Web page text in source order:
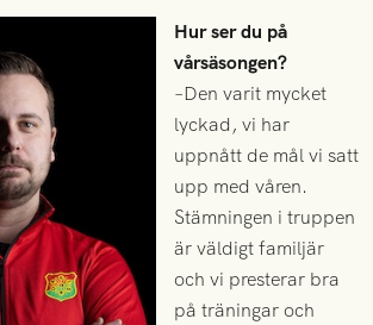
Hur ser du på
vårsäsongen?
–Den varit mycket
lyckad, vi har
uppnått de mål vi satt
upp med våren.
Stämningen i truppen
är väldigt familjär
och vi presterar bra
på träningar och